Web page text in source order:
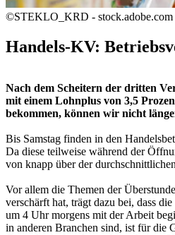
©STEKLO_KRD - stock.adobe.com
Handels-KV:
Nach dem Scheitern der dritten
mit einem Lohnplus von 3,5
bekommen, können wir nicht
Bis Samstag finden in den
Da diese teilweise während der
von knapp über der
Vor allem die Themen der
verschärft hat, trägt dazu bei, dass
um 4 Uhr morgens mit der Arbeit
in anderen Branchen sind, ist für die